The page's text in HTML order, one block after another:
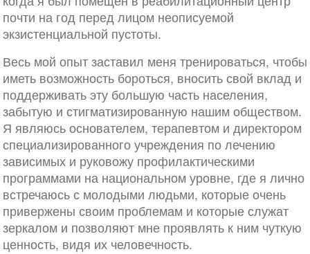
почти на год перед лицом неописуемой
экзистенциальной пустоты.
Весь мой опыт заставил меня тренироваться, чтобы
иметь возможность бороться, вносить свой вклад и
поддерживать эту большую часть населения,
забытую и стигматизированную нашим обществом.
Я являюсь основателем, терапевтом и директором
специализированного учреждения по лечению
зависимых и руковожу профилактическими
программами на национальном уровне, где я лично
встречаюсь с молодыми людьми, которые очень
привержены своим проблемам и которые служат
зеркалом и позволяют мне проявлять к ним чуткую
ценность, видя их человечность.